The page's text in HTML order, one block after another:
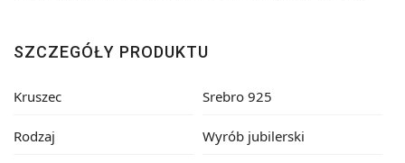
SZCZEGÓŁY PRODUKTU
Kruszec Srebro 925
Rodzaj Wyrób jubilerski